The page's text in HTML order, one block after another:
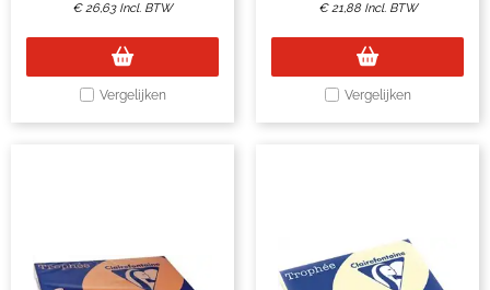
€26,63 Incl. BTW
Vergelijken
€21,88 Incl. BTW
Vergelijken